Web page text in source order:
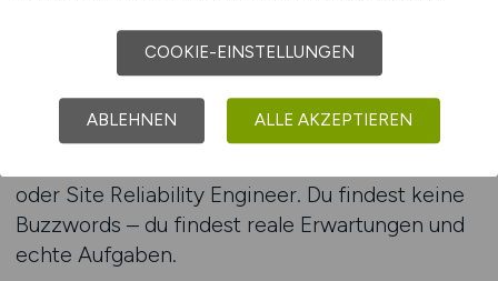
Anfang. Entscheidend ist: Du willst verstehen,
automatisieren, verbessern. Du willst Systeme
bauen – nicht nur bedienen. ITSTEPS zeigt dir
Wege – vom Einstieg mit erster Cloud-
oder Site Reliability Engineer. Du findest keine
Buzzwords – du findest reale Erwartungen und
echte Aufgaben.
COOKIE-EINSTELLUNGEN
ABLEHNEN ALLE AKZEPTIEREN